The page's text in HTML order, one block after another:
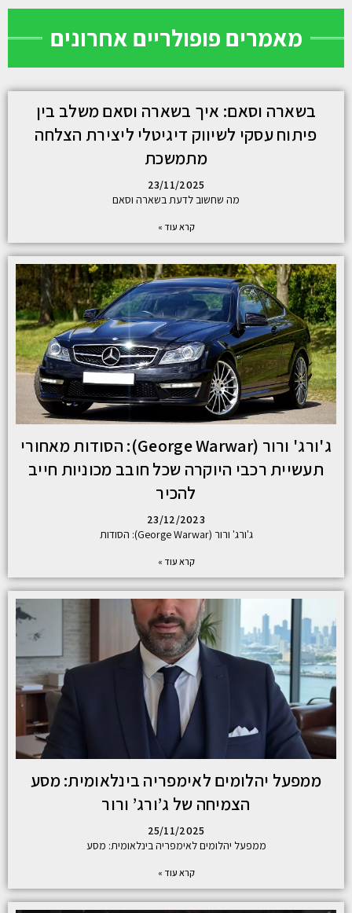
מאמרים פופולריים אחרונים
בשארה וסאם: איך בשארה וסאם משלב בין
פיתוח עסקי לשיווק דיגיטלי ליצירת הצלחה
מתמשכת
23/11/2025
מה שחשוב לדעת בשארה וסאם
קרא עוד »
ג'ורג' ורור (George Warwar): הסודות מאחורי
תעשיית רכבי היוקרה שכל חובב מכוניות חייב
להכיר
23/12/2023
ג'ורג' ורור (George Warwar): הסודות
קרא עוד »
ממפעל יהלומים לאימפריה בינלאומית: מסע
הצמיחה של ג’ורג’ ורור
25/11/2025
ממפעל יהלומים לאימפריה בינלאומית: מסע
קרא עוד »